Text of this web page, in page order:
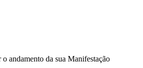
o andamento da sua Manifestação